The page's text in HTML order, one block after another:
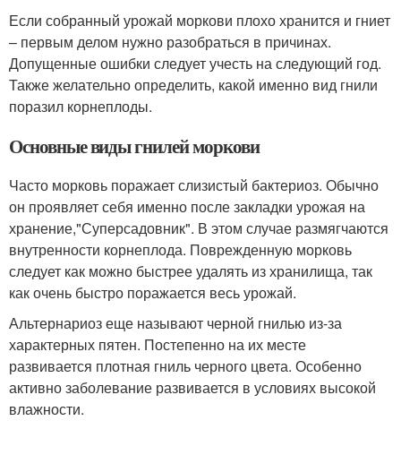
Если собранный урожай моркови плохо хранится и гниет
– первым делом нужно разобраться в причинах.
Допущенные ошибки следует учесть на следующий год.
Также желательно определить, какой именно вид гнили
поразил корнеплоды.
Основные виды гнилей моркови
Часто морковь поражает слизистый бактериоз. Обычно
он проявляет себя именно после закладки урожая на
хранение,"Суперсадовник". В этом случае размягчаются
внутренности корнеплода. Поврежденную морковь
следует как можно быстрее удалять из хранилища, так
как очень быстро поражается весь урожай.
Альтернариоз еще называют черной гнилью из-за
характерных пятен. Постепенно на их месте
развивается плотная гниль черного цвета. Особенно
активно заболевание развивается в условиях высокой
влажности.